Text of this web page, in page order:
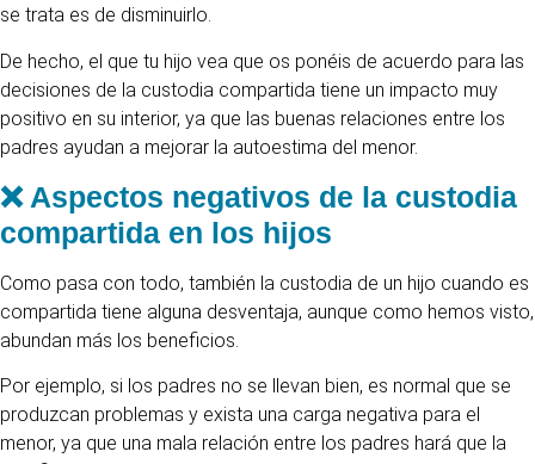
se trata es de disminuirlo.
De hecho, el que tu hijo vea que os ponéis de acuerdo para las
decisiones de la custodia compartida tiene un impacto muy
positivo en su interior, ya que las buenas relaciones entre los
padres ayudan a mejorar la autoestima del menor.
❌ Aspectos negativos de la custodia
compartida en los hijos
Como pasa con todo, también la custodia de un hijo cuando es
compartida tiene alguna desventaja, aunque como hemos visto,
abundan más los beneficios.
Por ejemplo, si los padres no se llevan bien, es normal que se
produzcan problemas y exista una carga negativa para el
menor, ya que una mala relación entre los padres hará que la